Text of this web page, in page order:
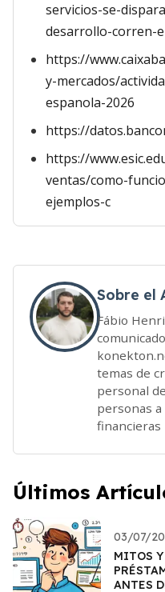
servicios-se-
desarrollo-corren-
https://
y-mercados/
espanola-2026
https://
https://
ventas/como-
ejemplos-c
Sobre el
Fábio
temas de
personal
personas
financieras
Últimos
03/07/
MITOS Y
ANTES